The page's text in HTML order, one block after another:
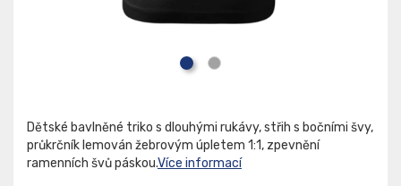
Dětské bavlněné triko s dlouhými rukávy, střih s bočními švy,
průkrčník lemován žebrovým úpletem 1:1, zpevnění
ramenních švů páskou.Více informací